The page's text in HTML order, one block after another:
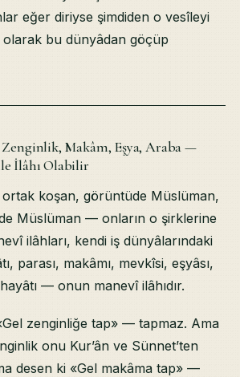
eğer diriyse şimdiden o vesîleyi
bu dünyâdan göçüp
Zenginlik, Makâm, Eşya, Araba —
İlâhı Olabilir
ortak koşan, görüntüde Müslüman,
Müslüman — onların o şirklerine
ilâhları, kendi iş dünyâlarındaki
parası, makâmı, mevkîsi, eşyâsı,
— onun manevî ilâhıdır.
zenginliğe tap» — tapmaz. Ama
onu Kur’ân ve Sünnet’ten
desen ki «Gel makâma tap» —